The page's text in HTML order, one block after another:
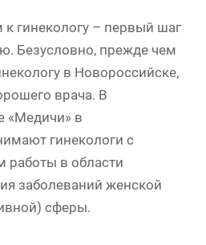
к гинекологу – первый шаг
Безусловно, прежде чем
в Новороссийске,
врача. В
«Медичи» в
гинекологи с
работы в области
заболеваний женской
сферы.